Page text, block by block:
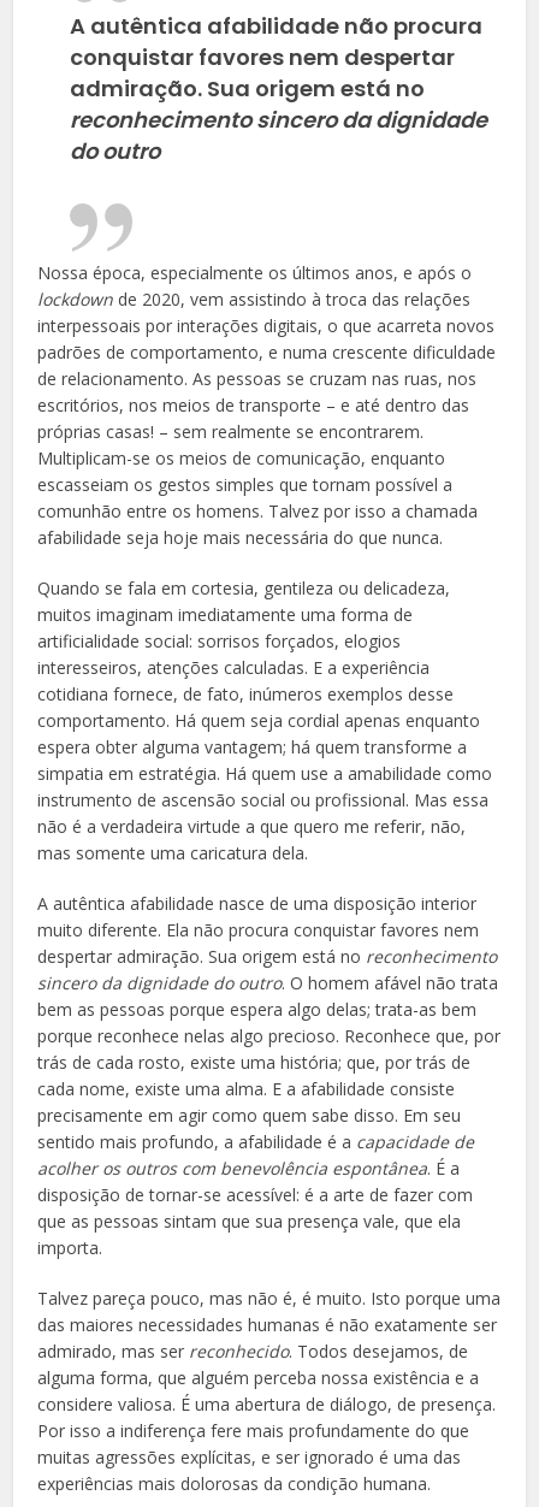
A autêntica afabilidade não procura
conquistar favores nem despertar
admiração. Sua origem está no
reconhecimento sincero da dignidade
do outro
Nossa época, especialmente os últimos anos, e após o
lockdown de 2020, vem assistindo à troca das relações
interpessoais por interações digitais, o que acarreta novos
padrões de comportamento, e numa crescente dificuldade
de relacionamento. As pessoas se cruzam nas ruas, nos
escritórios, nos meios de transporte – e até dentro das
próprias casas! – sem realmente se encontrarem.
Multiplicam-se os meios de comunicação, enquanto
escasseiam os gestos simples que tornam possível a
comunhão entre os homens. Talvez por isso a chamada
afabilidade seja hoje mais necessária do que nunca.
Quando se fala em cortesia, gentileza ou delicadeza,
muitos imaginam imediatamente uma forma de
artificialidade social: sorrisos forçados, elogios
interesseiros, atenções calculadas. E a experiência
cotidiana fornece, de fato, inúmeros exemplos desse
comportamento. Há quem seja cordial apenas enquanto
espera obter alguma vantagem; há quem transforme a
simpatia em estratégia. Há quem use a amabilidade como
instrumento de ascensão social ou profissional. Mas essa
não é a verdadeira virtude a que quero me referir, não,
mas somente uma caricatura dela.
A autêntica afabilidade nasce de uma disposição interior
muito diferente. Ela não procura conquistar favores nem
despertar admiração. Sua origem está no reconhecimento
sincero da dignidade do outro. O homem afável não trata
bem as pessoas porque espera algo delas; trata-as bem
porque reconhece nelas algo precioso. Reconhece que, por
trás de cada rosto, existe uma história; que, por trás de
cada nome, existe uma alma. E a afabilidade consiste
precisamente em agir como quem sabe disso. Em seu
sentido mais profundo, a afabilidade é a capacidade de
acolher os outros com benevolência espontânea. É a
disposição de tornar-se acessível: é a arte de fazer com
que as pessoas sintam que sua presença vale, que ela
importa.
Talvez pareça pouco, mas não é, é muito. Isto porque uma
das maiores necessidades humanas é não exatamente ser
admirado, mas ser reconhecido. Todos desejamos, de
alguma forma, que alguém perceba nossa existência e a
considere valiosa. É uma abertura de diálogo, de presença.
Por isso a indiferença fere mais profundamente do que
muitas agressões explícitas, e ser ignorado é uma das
experiências mais dolorosas da condição humana.